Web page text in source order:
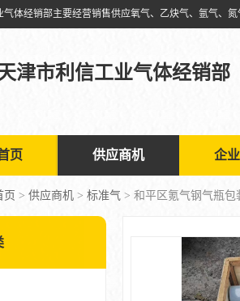
津市利信工业气体经销部
页 供应商机 企
页 > 供应商机 > 标准气 > 和平区氪气钢气瓶包